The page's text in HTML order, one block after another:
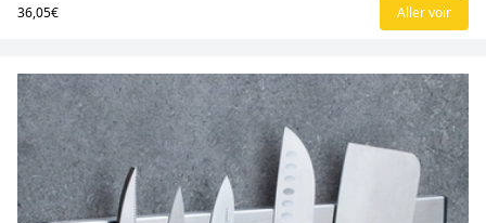
36,05€ Aller voir